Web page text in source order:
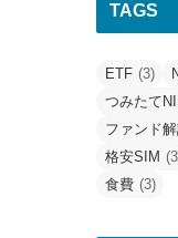
TAGS
ETF (3)
つみたて
ファンド
格安SIM
食費 (3)